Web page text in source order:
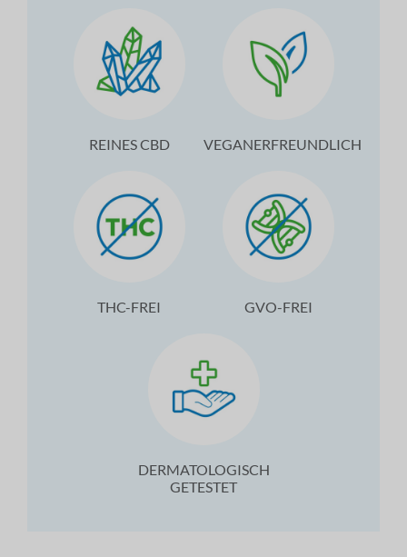
REINES CBD VEGANERFREUNDLICH
THC-FREI GVO-FREI
DERMATOLOGISCH
GETESTET